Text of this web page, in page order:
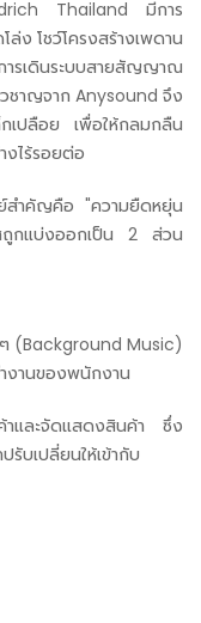
Thailand มีการ
ง โชว์โครงสร้างเพดาน
การเดินระบบสายสัญญาณ
ชาญจาก Anysound จึง
เปลือย เพื่อให้กลมกลืน
ไร้รอยต่อ
สำคัญคือ "ความยืดหยุ่น
ถูกแบ่งออกเป็น 2 ส่วน
(Background Music)
งานของพนักงาน
และจัดแสดงสินค้า ซึ่ง
รับเปลี่ยนให้เข้ากับ